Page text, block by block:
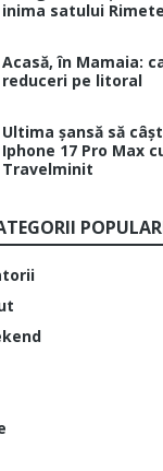
inima satului
Acasă, în Mamaia:
reduceri pe litoral
Ultima șansă să
Iphone 17 Pro Max
Travelminit